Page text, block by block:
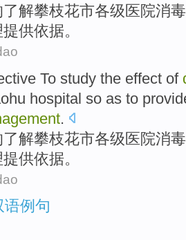
了解攀枝花市各级医院消毒
提供依据。
To study the effect of
hospital so as to
.
了解攀枝花市各级医院消毒
提供依据。
语例句